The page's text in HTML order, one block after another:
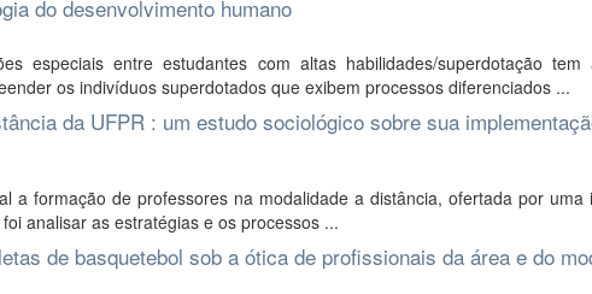
do desenvolvimento humano
especiais entre estudantes com altas habilidades/superdotação
os indivíduos superdotados que exibem processos diferenciados ...
da UFPR : um estudo sociológico sobre sua
a formação de professores na modalidade a distância, ofertada por uma
analisar as estratégias e os processos ...
de basquetebol sob a ótica de profissionais da área e do